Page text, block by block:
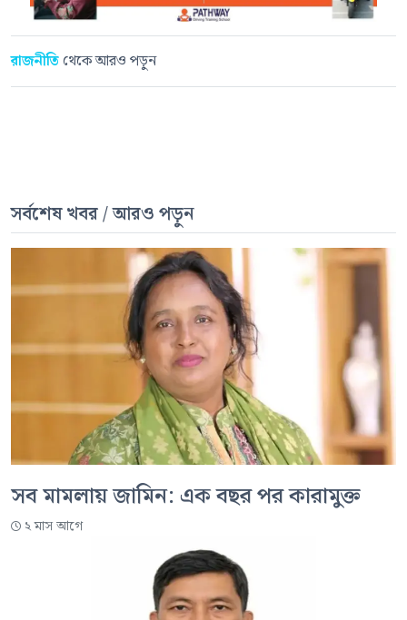
রাজনীতি থেকে আরও পড়ুন
সর্বশেষ খবর / আরও পড়ুন
সব মামলায় জামিন: এক বছর পর কারামুক্ত
২ মাস আগে